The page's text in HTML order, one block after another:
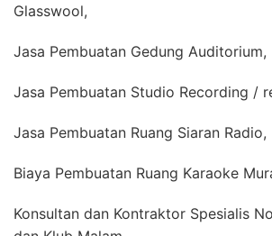
Glasswool,
Jasa Pembuatan Gedung Auditorium,
Jasa Pembuatan Studio Recording /
Jasa Pembuatan Ruang Siaran Radio,
Biaya Pembuatan Ruang Karaoke
Konsultan dan Kontraktor Spesialis